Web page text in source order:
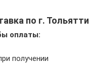
по г. Тольятти
оплаты:
получении